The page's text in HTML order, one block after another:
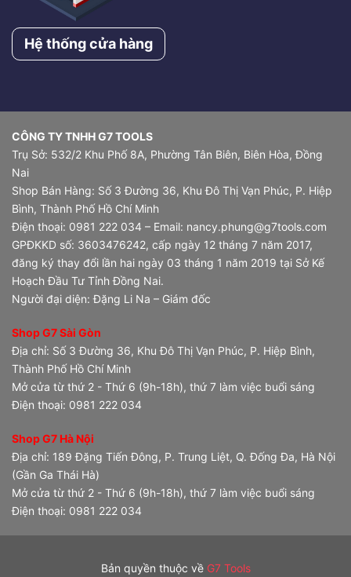
Hệ thống cửa hàng
CÔNG TY TNHH G7 TOOLS
Trụ Sở: 532/2 Khu Phố 8A, Phường Tân Biên, Biên Hòa, Đồng
Nai
Shop Bán Hàng: Số 3 Đường 36, Khu Đô Thị Vạn Phúc, P. Hiệp
Bình, Thành Phố Hồ Chí Minh
Điện thoại: 0981 222 034 – Email: nancy.phung@g7tools.com
GPĐKKD số: 3603476242, cấp ngày 12 tháng 7 năm 2017,
đăng ký thay đổi lần hai ngày 03 tháng 1 năm 2019 tại Sở Kế
Hoạch Đầu Tư Tỉnh Đồng Nai.
Người đại diện: Đặng Li Na – Giám đốc
Shop G7 Sài Gòn
Địa chỉ: Số 3 Đường 36, Khu Đô Thị Vạn Phúc, P. Hiệp Bình,
Thành Phố Hồ Chí Minh
Mở cửa từ thứ 2 - Thứ 6 (9h-18h), thứ 7 làm việc buổi sáng
Điện thoại: 0981 222 034
Shop G7 Hà Nội
Địa chỉ: 189 Đặng Tiến Đông, P. Trung Liệt, Q. Đống Đa, Hà Nội
(Gần Ga Thái Hà)
Mở cửa từ thứ 2 - Thứ 6 (9h-18h), thứ 7 làm việc buổi sáng
Điện thoại: 0981 222 034
Bản quyền thuộc về G7 Tools